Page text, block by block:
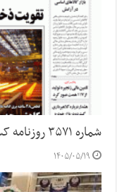
شماره ۳۵۷۱ روزنامه کسب و کار
۱۴۰۵/۰۵/۱۹